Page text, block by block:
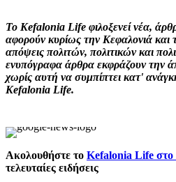
Το Kefalonia Life φιλοξενεί νέα,
αφορούν κυρίως την Κεφαλονιά και
απόψεις πολιτών, πολιτικών και
ενυπόγραφα άρθρα εκφράζουν την
χωρίς αυτή να συμπίπτει κατ'
Kefalonia Life.
Ακολουθήστε το Kefalonia Life στο
τελευταίες ειδήσεις